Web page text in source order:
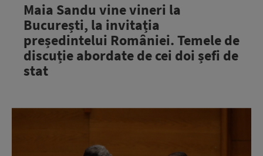
Maia Sandu vine vineri la
București, la invitația
președintelui României. Temele de
discuție abordate de cei doi șefi de
stat